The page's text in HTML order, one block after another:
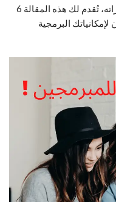
المُثير، أو مبرمجًا خبيرًا يسعى لصقل مهاراته، تُقدم لك هذه المقالة 6
البرمجية